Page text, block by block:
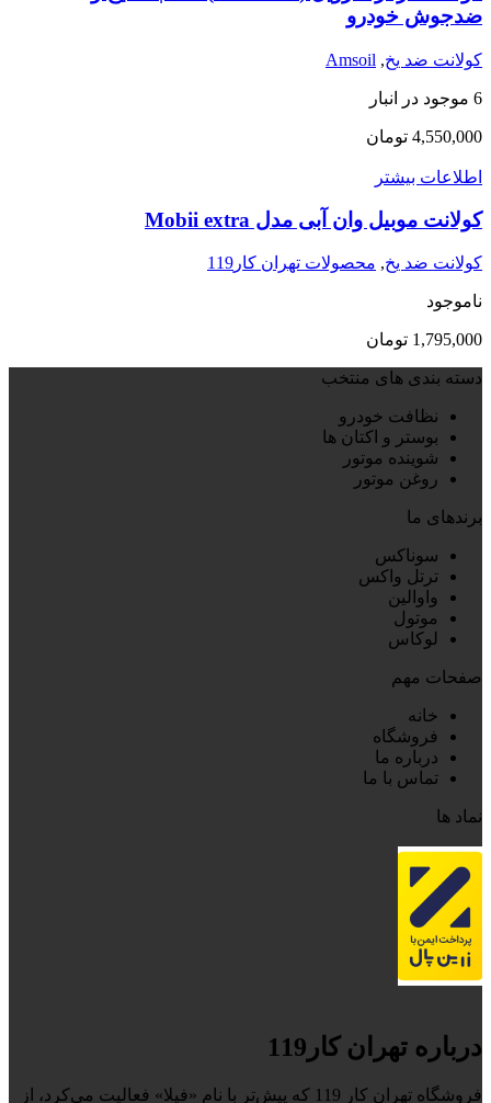
ضدجوش خودرو
کولانت ضد یخ,
Amsoil
6 موجود در انبار
4,550,000 تومان
اطلاعات بیشتر
کولانت موبیل وان آبی مدل Mobii extra
کولانت ضد یخ, محصولات تهران کار119
ناموجود
1,795,000 تومان
دسته بندی های منتخب
نظافت خودرو
بوستر و اکتان ها
شوینده موتور
روغن موتور
برندهای ما
سوناکس
ترتل واکس
واوالین
موتول
لوکاس
صفحات مهم
خانه
فروشگاه
درباره ما
تماس با ما
نماد ها
درباره تهران کار119
فروشگاه تهران کار 119 که پیش‌تر با نام «فیلا» فعالیت می‌کرد، از